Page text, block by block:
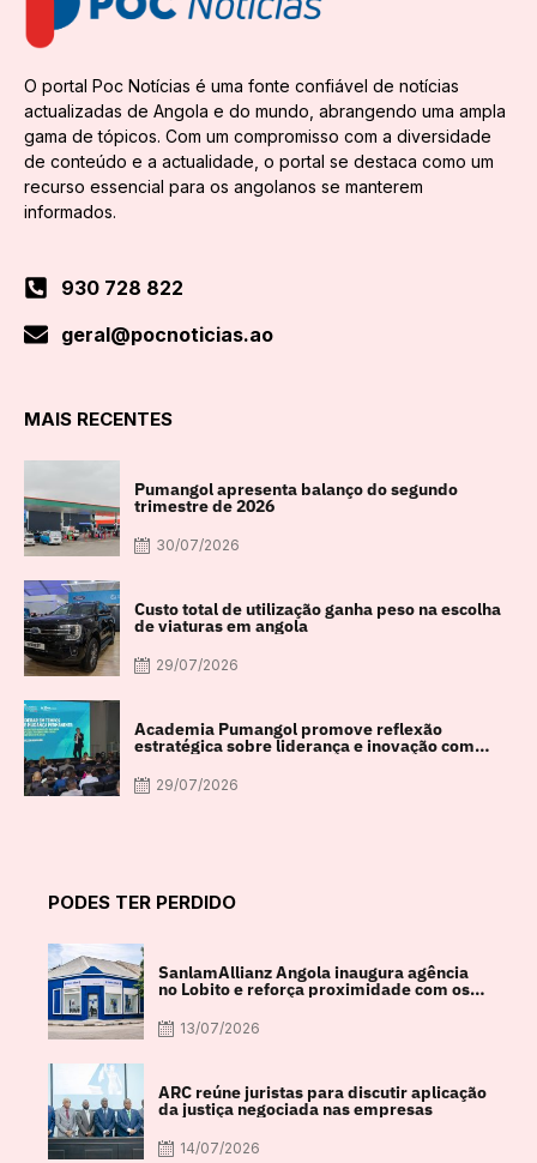
O portal Poc Notícias é uma fonte confiável de notícias
actualizadas de Angola e do mundo, abrangendo uma ampla
gama de tópicos. Com um compromisso com a diversidade
de conteúdo e a actualidade, o portal se destaca como um
recurso essencial para os angolanos se manterem
informados.
930 728 822
geral@pocnoticias.ao
MAIS RECENTES
Pumangol apresenta balanço do segundo
trimestre de 2026
30/07/2026
Custo total de utilização ganha peso na escolha
de viaturas em angola
29/07/2026
Academia Pumangol promove reflexão
estratégica sobre liderança e inovação com
especialista internacional Nadim Habib
29/07/2026
PODES TER PERDIDO
SanlamAllianz Angola inaugura agência
no Lobito e reforça proximidade com os
13/07/2026
ARC reúne juristas para discutir aplicação
da justiça negociada nas empresas
14/07/2026